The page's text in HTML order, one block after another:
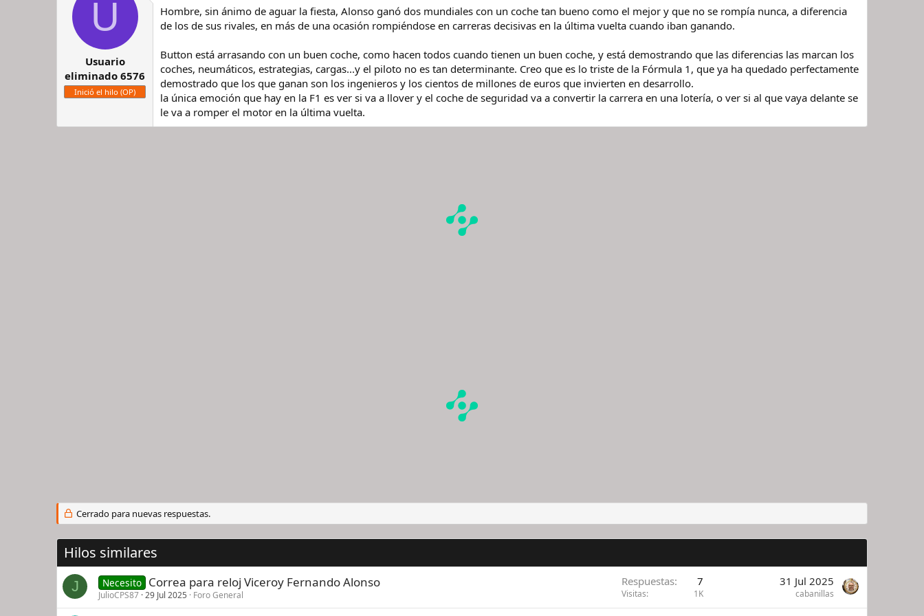
U
Usuario
eliminado 6576
Inició el hilo (OP)
Hombre, sin ánimo de aguar la fiesta, Alonso ganó dos mundiales con un coche tan bueno como el mejor y que no se rompía nunca, a diferencia
de los de sus rivales, en más de una ocasión rompiéndose en carreras decisivas en la última vuelta cuando iban ganando.
Button está arrasando con un buen coche, como hacen todos cuando tienen un buen coche, y está demostrando que las diferencias las marcan los
coches, neumáticos, estrategias, cargas...y el piloto no es tan determinante. Creo que es lo triste de la Fórmula 1, que ya ha quedado perfectamente
demostrado que los que ganan son los ingenieros y los cientos de millones de euros que invierten en desarrollo.
la única emoción que hay en la F1 es ver si va a llover y el coche de seguridad va a convertir la carrera en una lotería, o ver si al que vaya delante se
le va a romper el motor en la última vuelta.
Cerrado para nuevas respuestas.
Hilos similares
J Necesito Correa para reloj Viceroy Fernando Alonso
JulioCPS87 29 Jul 2025 Foro General
Respuestas 7
Visitas 1K
31 Jul 2025
cabanillas